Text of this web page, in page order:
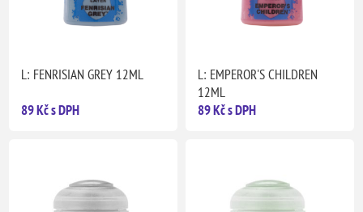
L: FENRISIAN GREY 12ML
89 Kč s DPH
L: EMPEROR'S CHILDREN
12ML
89 Kč s DPH